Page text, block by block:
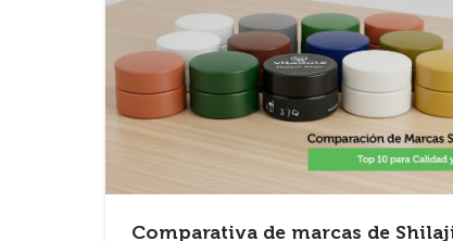
Comparativa de marcas de